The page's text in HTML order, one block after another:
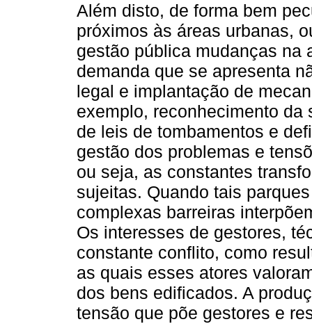
Além disto, de forma bem
próximos às áreas urbanas,
gestão pública mudanças na
demanda que se apresenta
legal e implantação de
exemplo, reconhecimento
de leis de tombamentos e
gestão dos problemas e
ou seja, as constantes
sujeitas. Quando tais
complexas barreiras
Os interesses de gestores,
constante conflito, como
as quais esses atores
dos bens edificados. A
tensão que põe gestores e